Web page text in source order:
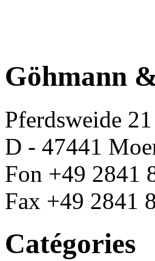
Göhmann
Pferdsweide 21
D - 47441
Fon +49 2841
Fax +49 2841
Catégories